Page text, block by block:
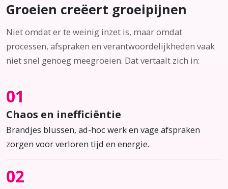
Groeien creëert groeipijnen
Niet omdat er te weinig inzet is, maar omdat
processen, afspraken en verantwoordelijkheden vaak
niet snel genoeg meegroeien. Dat vertaalt zich in:
01
Chaos en inefficiëntie
Brandjes blussen, ad-hoc werk en vage afspraken
zorgen voor verloren tijd en energie.
02